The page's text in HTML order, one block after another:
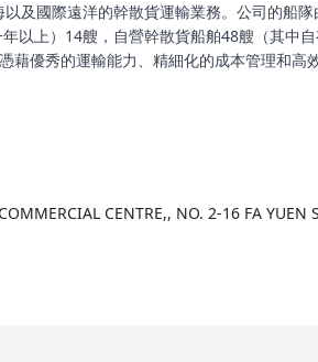
及國際遠洋的幹散貨運輸業務。公司的船
以上）14艘，自營幹散貨船舶48艘（其中
優秀的運輸能力、精細化的成本管理和高
CENTRE,, NO. 2-16 FA YUEN